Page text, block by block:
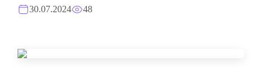
30.07.2024 48